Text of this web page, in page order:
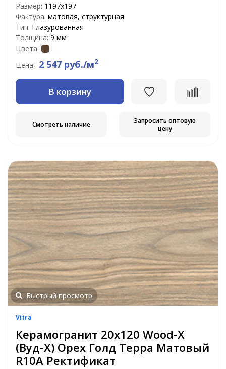
Размер: 1197х197
Фактура: матовая, структурная
Тип: Глазурованная
Толщина: 9 мм
Цвета:
Цена: 2 547 руб./м2
В корзину
Смотреть наличие
Запросить оптовую
цену
Быстрый просмотр
Vitra
Керамогранит 20х120 Wood-X
(Вуд-Х) Орех Голд Терра Матовый
R10A Ректификат